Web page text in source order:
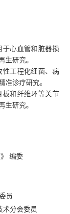
心血管和脏器损
研究。
工程化细菌、病
诊疗研究。
和纤维环等关节
研究。
编委
员
分会委员